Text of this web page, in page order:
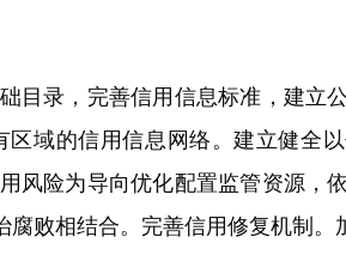
录，完善信用信息标准，建立
域的信用信息网络。建立健全
风险为导向优化配置监管资源，
败相结合。完善信用修复机制。